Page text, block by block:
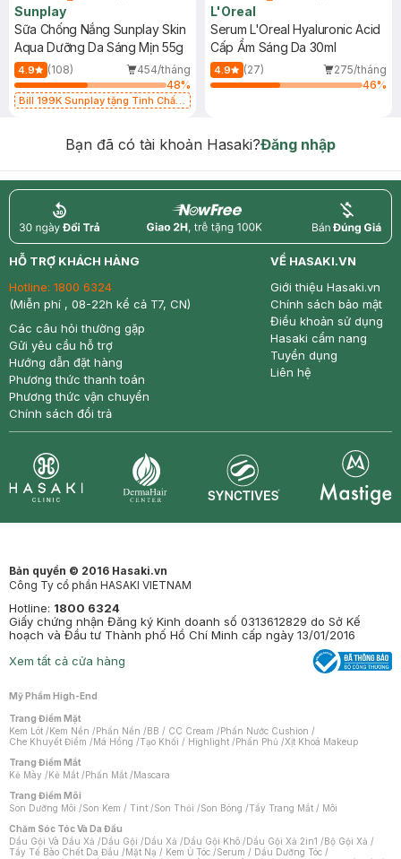
Sunplay
Sữa Chống Nắng Sunplay Skin
Aqua Dưỡng Da Sáng Mịn 55g
4.9 (108)
454/tháng
48%
Bill 199K Sunplay tặng Tinh Chất
L'Oreal
Serum L'Oreal Hyaluronic Acid
Cấp Ẩm Sáng Da 30ml
4.9 (27)
275/tháng
46%
Bạn đã có tài khoản Hasaki?Đăng nhập
return nowfree price
HỖ TRỢ KHÁCH HÀNG
Hotline: 1800 6324
(Miễn phí , 08-22h kể cả T7, CN)
Các câu hỏi thường gặp
Gửi yêu cầu hỗ trợ
Hướng dẫn đặt hàng
Phương thức thanh toán
Phương thức vận chuyển
Chính sách đổi trả
VỀ HASAKI.VN
Giới thiệu Hasaki.vn
Chính sách bảo mật
Điều khoản sử dụng
Hasaki cẩm nang
Tuyển dụng
Liên hệ
Bản quyền © 2016 Hasaki.vn
Công Ty cổ phần HASAKI VIETNAM
Hotline: 1800 6324
Giấy chứng nhận Đăng ký Kinh doanh số 0313612829 do Sở Kế
hoạch và Đầu tư Thành phố Hồ Chí Minh cấp ngày 13/01/2016
Xem tất cả cửa hàng
Mỹ Phẩm High-End
Trang Điểm Mặt
Kem Lót /Kem Nền /Phấn Nền /BB / CC Cream /Phấn Nước Cushion /
Che Khuyết Điểm /Má Hồng /Tạo Khối / Highlight /Phấn Phủ /Xịt Khoá Makeup
Trang Điểm Mắt
Kẻ Mày /Kẻ Mắt /Phấn Mắt /Mascara
Trang Điểm Môi
Son Dưỡng Môi /Son Kem / Tint /Son Thỏi /Son Bóng /Tẩy Trang Mắt / Môi
Chăm Sóc Tóc Và Da Đầu
Dầu Gội Và Dầu Xả /Dầu Gội /Dầu Xả /Dầu Gội Khô /Dầu Gội Xả 2in1 /Bộ Gội Xả /
Tẩy Tế Bào Chết Da Đầu /Mặt Nạ / Kem Ủ Tóc /Serum / Dầu Dưỡng Tóc /